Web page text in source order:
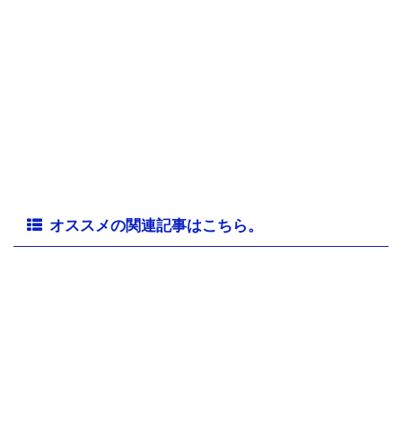
オススメの関連記事はこちら。